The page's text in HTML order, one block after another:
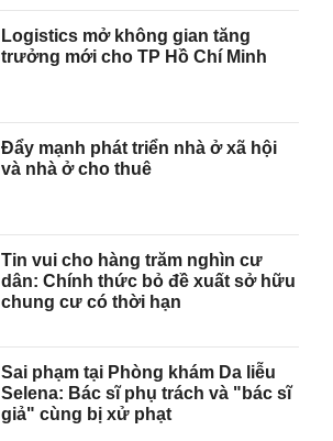
Logistics mở không gian tăng
trưởng mới cho TP Hồ Chí Minh
Đẩy mạnh phát triển nhà ở xã hội
và nhà ở cho thuê
Tin vui cho hàng trăm nghìn cư
dân: Chính thức bỏ đề xuất sở hữu
chung cư có thời hạn
Sai phạm tại Phòng khám Da liễu
Selena: Bác sĩ phụ trách và "bác sĩ
giả" cùng bị xử phạt